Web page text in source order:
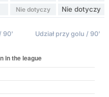
Nie dotyczy Nie dotyczy
90' Udział przy golu / 90'